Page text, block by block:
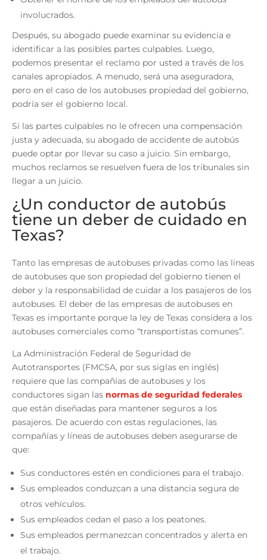
involucrados.
Después, su abogado puede examinar su evidencia e
identificar a las posibles partes culpables. Luego,
podemos presentar el reclamo por usted a través de los
canales apropiados. A menudo, será una aseguradora,
pero en el caso de los autobuses propiedad del gobierno,
podría ser el gobierno local.
Si las partes culpables no le ofrecen una compensación
justa y adecuada, su abogado de accidente de autobús
puede optar por llevar su caso a juicio. Sin embargo,
muchos reclamos se resuelven fuera de los tribunales sin
llegar a un juicio.
¿Un conductor de autobús
tiene un deber de cuidado en
Texas?
Tanto las empresas de autobuses privadas como las líneas
de autobuses que son propiedad del gobierno tienen el
deber y la responsabilidad de cuidar a los pasajeros de los
autobuses. El deber de las empresas de autobuses en
Texas es importante porque la ley de Texas considera a los
autobuses comerciales como “transportistas comunes”.
La Administración Federal de Seguridad de
Autotransportes (FMCSA, por sus siglas en inglés)
requiere que las compañías de autobuses y los
conductores sigan las normas de seguridad federales
que están diseñadas para mantener seguros a los
pasajeros. De acuerdo con estas regulaciones, las
compañías y líneas de autobuses deben asegurarse de
que:
Sus conductores estén en condiciones para el trabajo.
Sus empleados conduzcan a una distancia segura de
otros vehículos.
Sus empleados cedan el paso a los peatones.
Sus empleados permanezcan concentrados y alerta en
el trabajo.